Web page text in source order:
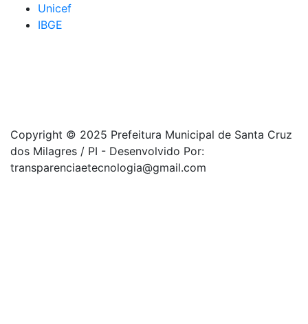
Unicef
IBGE
Copyright © 2025 Prefeitura Municipal de Santa Cruz
dos Milagres / PI - Desenvolvido Por:
transparenciaetecnologia@gmail.com